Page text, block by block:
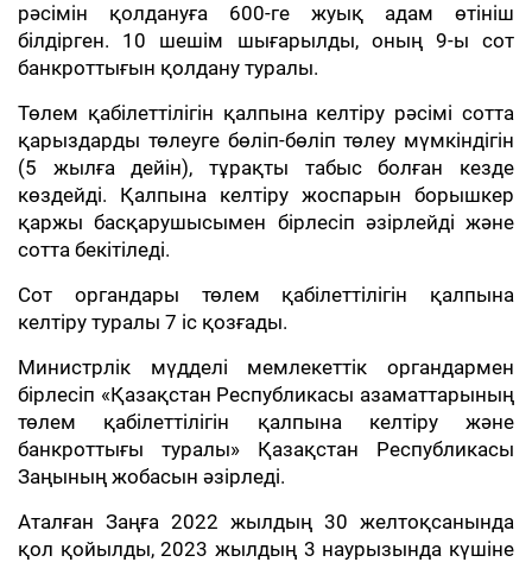
рәсімін қолдануға 600-ге жуық адам өтініш
білдірген. 10 шешім шығарылды, оның 9-ы сот
банкроттығын қолдану туралы.
Төлем қабілеттілігін қалпына келтіру рәсімі сотта
қарыздарды төлеуге бөліп-бөліп төлеу мүмкіндігін
(5 жылға дейін), тұрақты табыс болған кезде
көздейді. Қалпына келтіру жоспарын борышкер
қаржы басқарушысымен бірлесіп әзірлейді және
сотта бекітіледі.
Сот органдары төлем қабілеттілігін қалпына
келтіру туралы 7 іс қозғады.
Министрлік мүдделі мемлекеттік органдармен
бірлесіп «Қазақстан Республикасы азаматтарының
төлем қабілеттілігін қалпына келтіру және
банкроттығы туралы» Қазақстан Республикасы
Заңының жобасын әзірледі.
Аталған Заңға 2022 жылдың 30 желтоқсанында
қол қойылды, 2023 жылдың 3 наурызында күшіне